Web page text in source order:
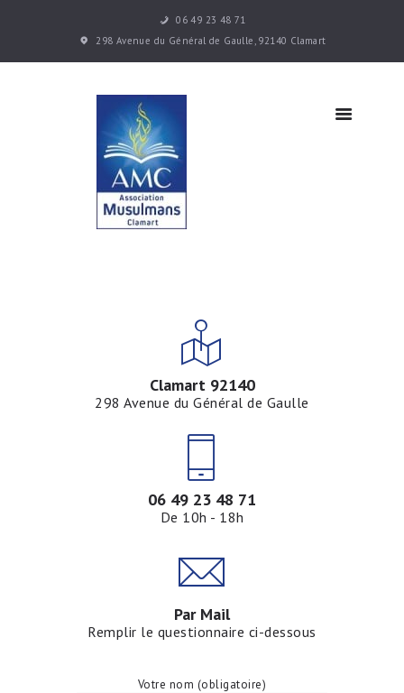
06 49 23 48 71
298 Avenue du Général de Gaulle, 92140 Clamart
Accueil
Les cours
pratiques
Actualités
Contacts
Clamart 92140
298 Avenue du Général de Gaulle
06 49 23 48 71
De 10h - 18h
Par Mail
Remplir le questionnaire ci-dessous
Votre nom (obligatoire)